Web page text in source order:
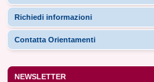
Richiedi informazioni
Contatta Orientamenti
NEWSLETTER